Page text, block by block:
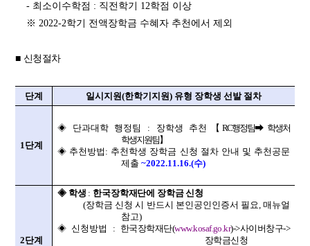
- 최소이수학점 : 직전학기 12학점 이상
※ 2022-2학기 전액장학금 수혜자 추천에서 제외
■ 신청절차
단계 일시지원(한학기지원) 유형 장학생 선발 절차
1단계
◈ 단과대학 행정팀 : 장학생 추천
【RC행정팀➡ 학생처
학생지원팀】
◈ 추천방법: 추천학생 장학금 신청 절차 안내 및 추천공문
제출 ~2022.11.16.(수)
2단계
◈ 학생 : 한국장학재단에 장학금 신청
(장학금 신청 시 반드시 본인공인인증서 필요, 매뉴얼
참고)
◈ 신청방법 : 한국장학재단(www.kosaf.go.kr)->사이버창구->
장학금신청